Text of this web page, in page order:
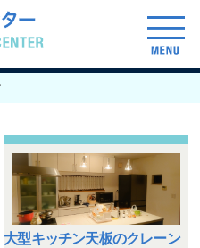
依頼の流れ 料金表
大型キッチン天板のクレーン